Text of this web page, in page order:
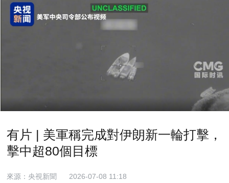
有片 | 美軍稱完成對伊朗新一輪打擊，
擊中超80個目標
來源：央視新聞
2026-07-08 11:18